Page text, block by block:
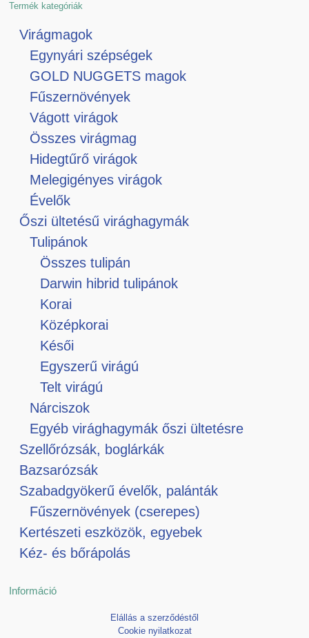
Termék kategóriák
Virágmagok
Egynyári szépségek
GOLD NUGGETS magok
Fűszernövények
Vágott virágok
Összes virágmag
Hidegtűrő virágok
Melegigényes virágok
Évelők
Őszi ültetésű virághagymák
Tulipánok
Összes tulipán
Darwin hibrid tulipánok
Korai
Középkorai
Késői
Egyszerű virágú
Telt virágú
Nárciszok
Egyéb virághagymák őszi ültetésre
Szellőrózsák, boglárkák
Bazsarózsák
Szabadgyökerű évelők, palánták
Fűszernövények (cserepes)
Kertészeti eszközök, egyebek
Kéz- és bőrápolás
Információ
Elállás a szerződéstől
Cookie nyilatkozat